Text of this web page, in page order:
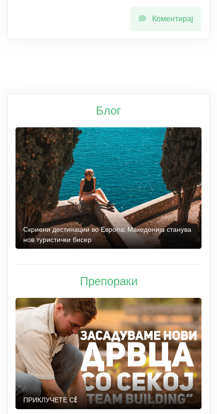
Коментирај
Блог
Скриени дестинации во Европа: Македонија станува
нов туристички бисер
Препораки
ПРИКЛУЧЕТЕ СÈ